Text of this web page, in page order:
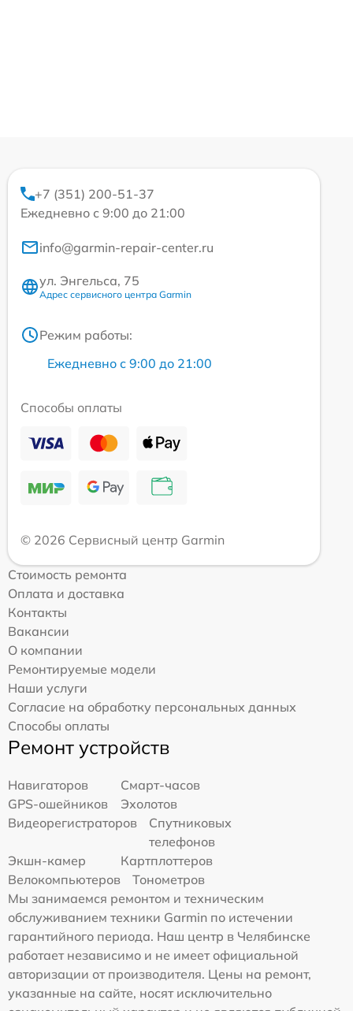
+7 (351) 200-51-37
Ежедневно с 9:00 до 21:00
info@garmin-repair-center.ru
ул. Энгельса, 75
Адрес сервисного центра Garmin
Режим работы:
Ежедневно с 9:00 до 21:00
Способы оплаты
© 2026 Сервисный центр Garmin
Стоимость ремонта
Оплата и доставка
Контакты
Вакансии
О компании
Ремонтируемые модели
Наши услуги
Согласие на обработку персональных данных
Способы оплаты
Ремонт устройств
Навигаторов
Смарт-часов
GPS-ошейников
Эхолотов
Видеорегистраторов
Спутниковых
телефонов
Экшн-камер
Картплоттеров
Велокомпьютеров
Тонометров
Мы занимаемся ремонтом и техническим
обслуживанием техники Garmin по истечении
гарантийного периода. Наш центр в Челябинске
работает независимо и не имеет официальной
авторизации от производителя. Цены на ремонт,
указанные на сайте, носят исключительно